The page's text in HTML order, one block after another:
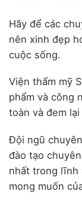
Hãy để các
nên xinh đẹp
cuộc sống.
Viện thẩm mỹ
phẩm và công
toàn và đem
Đội ngũ
đào tạo
nhất trong lĩnh
mong muốn